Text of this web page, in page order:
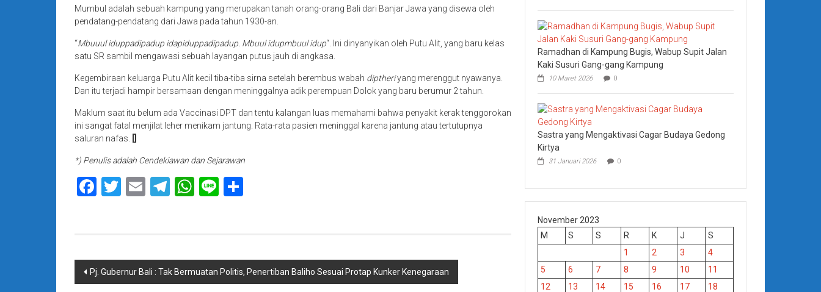
Mumbul adalah sebuah kampung yang merupakan tanah orang-orang Bali dari Banjar Jawa yang disewa oleh
pendatang-pendatang dari Jawa pada tahun 1930-an.
“Mbuuul iduppadipadup idapiduppadipadup. Mbuul idupmbuul idup“. Ini dinyanyikan oleh Putu Alit, yang baru kelas
satu SR sambil mengawasi sebuah layangan putus jauh di angkasa.
Kegembiraan keluarga Putu Alit kecil tiba-tiba sirna setelah berembus wabah diptheriyang merenggut nyawanya.
Dan itu terjadi hampir bersamaan dengan meninggalnya adik perempuan Dolok yang baru berumur 2 tahun.
Maklum saat itu belum ada Vaccinasi DPT dan tentu kalangan luas memahami bahwa penyakit kerak tenggorokan
ini sangat fatal menjilat leher menikam jantung. Rata-rata pasien meninggal karena jantung atau tertutupnya
saluran nafas.
*) Penulis adalah Cendekiawan dan Sejarawan
Facebook
Twitter
EmailTelegram
WhatsApp
Line
Navigasi
Pj. Gubernur Bali : Tak Bermuatan Politis, Penertiban Baliho Sesuai Protap Kunker Kenegaraan
Ramadhan di Kampung Bugis, Wabup Supit Jalan
Kaki Susuri Gang-gang Kampung
10 Maret 2026 0
Sastra yang Mengaktivasi Cagar Budaya Gedong
Kirtya
31 Januari 2026 0
November 2023
M
S S R K J
S
1
2 3
4
5
6 7 8 9 10
11
12
13 14 15 16 17
18